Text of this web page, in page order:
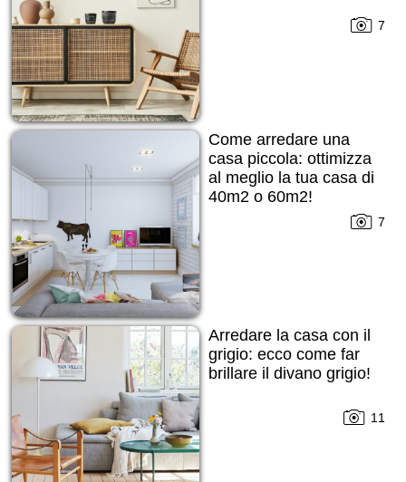
7
Come arredare una
casa piccola: ottimizza
al meglio la tua casa di
40m2 o 60m2!
7
Arredare la casa con il
grigio: ecco come far
brillare il divano grigio!
11